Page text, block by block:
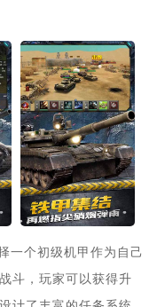
一个初级机甲作为自己
斗，玩家可以获得升